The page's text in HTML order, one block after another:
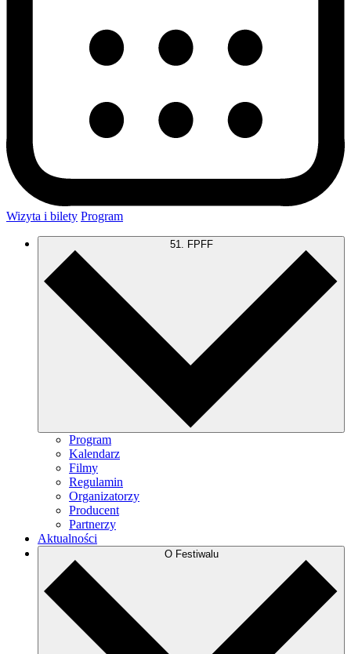
Wizyta i bilety Program
51. FPFF
Program
Kalendarz
Filmy
Regulamin
Organizatorzy
Producent
Partnerzy
Aktualności
O Festiwalu